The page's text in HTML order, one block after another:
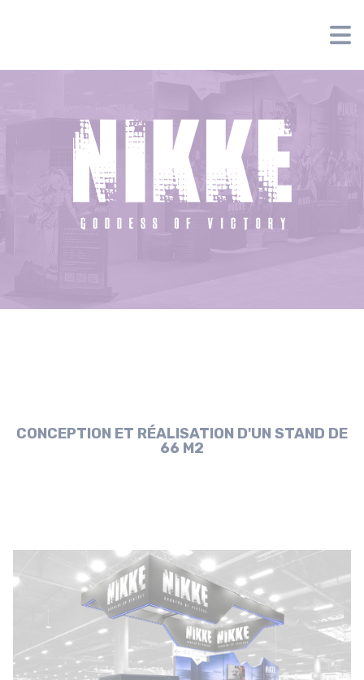
CONCEPTION ET RÉALISATION D'UN STAND DE
66 M2